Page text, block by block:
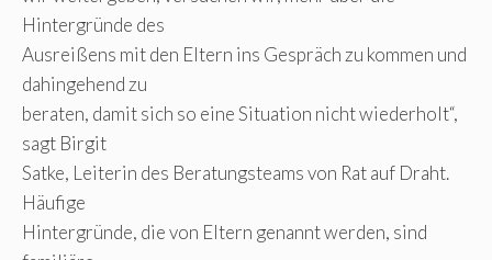
Hintergründe des
Ausreißens mit den Eltern ins Gespräch zu kommen und
dahingehend zu
beraten, damit sich so eine Situation nicht wiederholt“,
sagt Birgit
Satke, Leiterin des Beratungsteams von Rat auf Draht.
Häufige
Hintergründe, die von Eltern genannt werden, sind